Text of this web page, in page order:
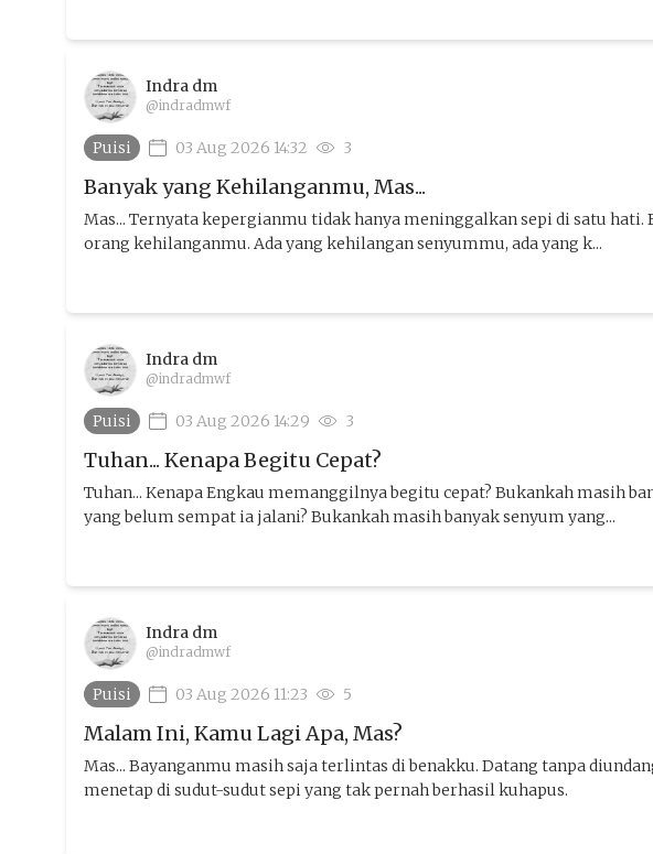
Indra dm
@indradmwf
Puisi 03 Aug 2026 14:32 3
Banyak yang Kehilanganmu, Mas...
Mas... Ternyata kepergianmu tidak hanya meninggalkan sepi di satu hati.
orang kehilanganmu. Ada yang kehilangan senyummu, ada yang k...
Indra dm
@indradmwf
Puisi 03 Aug 2026 14:29 3
Tuhan... Kenapa Begitu Cepat?
Tuhan... Kenapa Engkau memanggilnya begitu cepat? Bukankah masih
yang belum sempat ia jalani? Bukankah masih banyak senyum yang...
Indra dm
@indradmwf
Puisi 03 Aug 2026 11:23 5
Malam Ini, Kamu Lagi Apa, Mas?
Mas... Bayanganmu masih saja terlintas di benakku. Datang tanpa
menetap di sudut-sudut sepi yang tak pernah berhasil kuhapus.